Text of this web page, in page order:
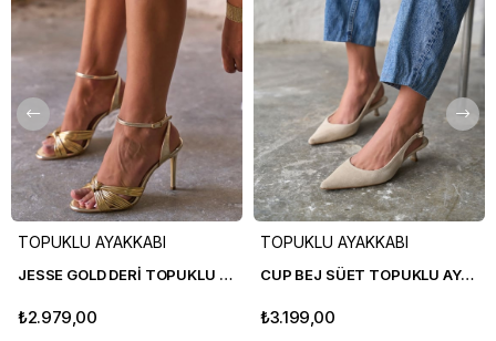
TOPUKLU AYAKKABI
JESSE GOLD DERİ TOPUKLU AYAKKABI
₺2.979,00
TOPUKLU AYAKKABI
CUP BEJ SÜET TOPUKLU AYAKKABI
₺3.199,00